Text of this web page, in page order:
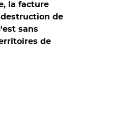
la facture
de
sans
de